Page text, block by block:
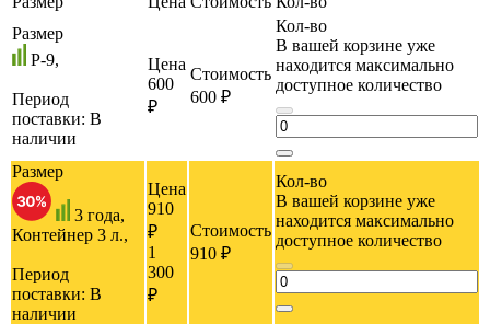
Размер
P-9,
Период
поставки: В
наличии
Цена
600
₽
Стоимость
600 ₽
Кол-во
В вашей корзине уже
находится максимально
доступное количество
Размер
3 года,
Контейнер 3 л.,
Период
поставки: В
наличии
Цена
910
₽
1
300
₽
Стоимость
910 ₽
Кол-во
В вашей корзине уже
находится максимально
доступное количество